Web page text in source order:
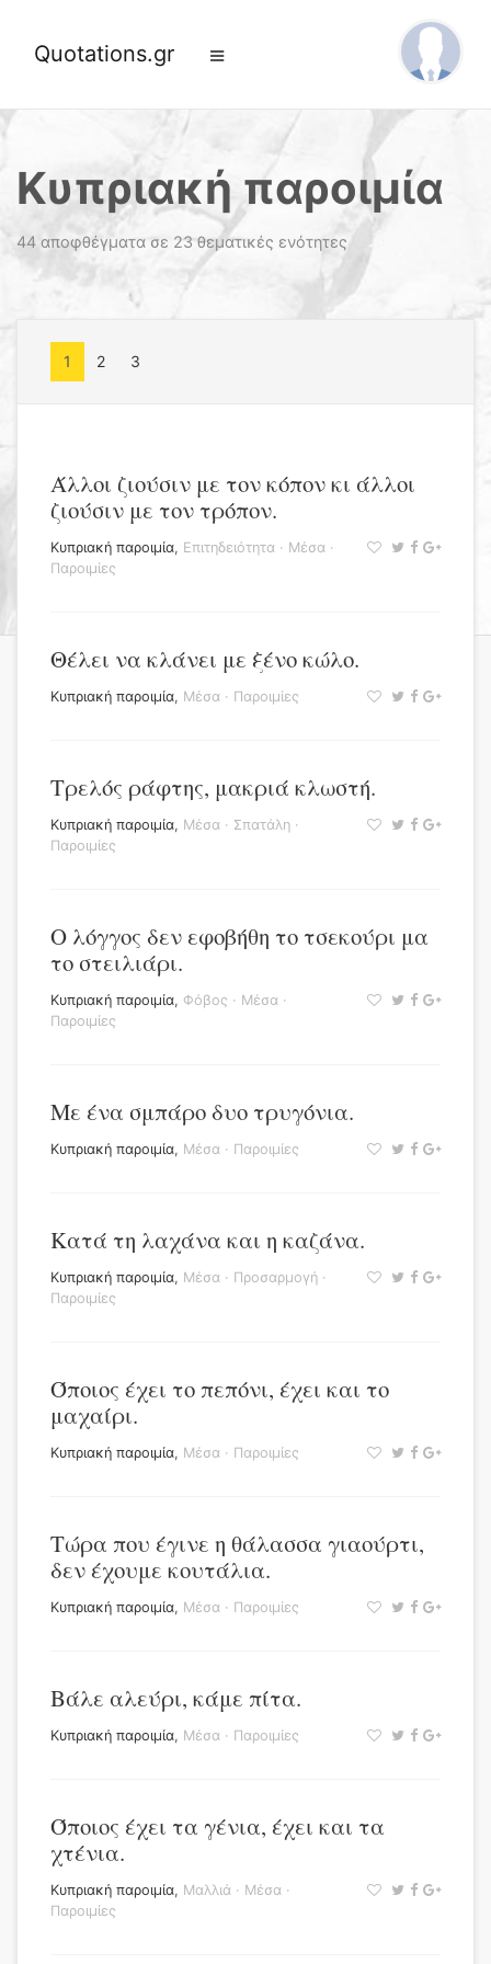
Quotations.gr
Κυπριακή παροιμία
44 αποφθέγματα σε 23 θεματικές ενότητες
1 2 3
Άλλοι ζιούσιν με τον κόπον κι άλλοι
ζιούσιν με τον τρόπον.
Κυπριακή παροιμία, Επιτηδειότητα · Μέσα ·
Παροιμίες
Θέλει να κλάνει με ξένο κώλο.
Κυπριακή παροιμία, Μέσα · Παροιμίες
Τρελός ράφτης, μακριά κλωστή.
Κυπριακή παροιμία, Μέσα · Σπατάλη ·
Παροιμίες
Ο λόγγος δεν εφοβήθη το τσεκούρι μα
το στειλιάρι.
Κυπριακή παροιμία, Φόβος · Μέσα ·
Παροιμίες
Με ένα σμπάρο δυο τρυγόνια.
Κυπριακή παροιμία, Μέσα · Παροιμίες
Κατά τη λαχάνα και η καζάνα.
Κυπριακή παροιμία, Μέσα · Προσαρμογή ·
Παροιμίες
Όποιος έχει το πεπόνι, έχει και το
μαχαίρι.
Κυπριακή παροιμία, Μέσα · Παροιμίες
Τώρα που έγινε η θάλασσα γιαούρτι,
δεν έχουμε κουτάλια.
Κυπριακή παροιμία, Μέσα · Παροιμίες
Βάλε αλεύρι, κάμε πίτα.
Κυπριακή παροιμία, Μέσα · Παροιμίες
Όποιος έχει τα γένια, έχει και τα
χτένια.
Κυπριακή παροιμία, Μαλλιά · Μέσα ·
Παροιμίες